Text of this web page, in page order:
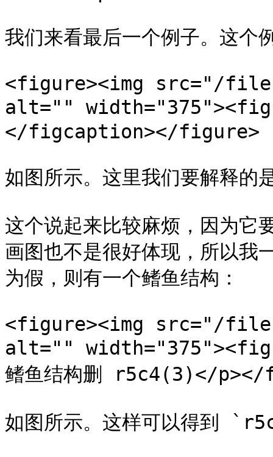
我们来看最后一个例子。这个
<figure><img src="/files/
alt=""
</figcaption></figure>
如图所示。这里我们要解释
这个说起来比较麻烦，因为它
画图也不是很好体现，所以
为假，则有一个鳍鱼结构：
<figure><img src="/
alt=""
鳍鱼结构删 r5c4(3)</
如图所示。这样可以得到